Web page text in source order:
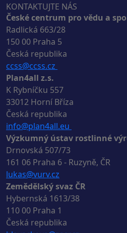
KONTAKTUJTE NÁS
České centrum pro vědu a
Radlická 663/28
150 00 Praha 5
Česká republika
ccss@ccss.cz
Plan4all z.s.
K Rybníčku 557
33012 Horní Bříza
Česká republika
info@plan4all.eu
Výzkumný ústav rostlinné
Drnovská 507/73
161 06 Praha 6 - Ruzyně, ČR
lukas@vurv.cz
Zemědělský svaz ČR
Hybernská 1613/38
110 00 Praha 1
Česká republika